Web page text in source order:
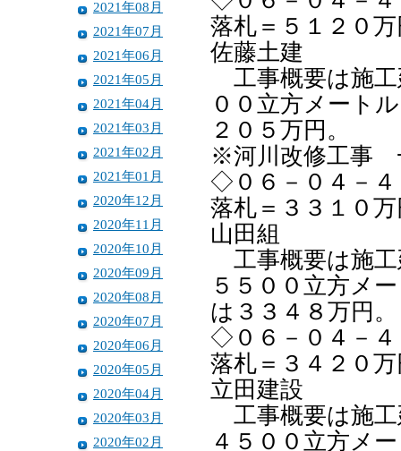
2021年08月
2021年07月
2021年06月
2021年05月
2021年04月
2021年03月
2021年02月
2021年01月
2020年12月
2020年11月
2020年10月
2020年09月
2020年08月
2020年07月
2020年06月
2020年05月
2020年04月
2020年03月
2020年02月
落札＝５１２０
佐藤土建
工事概要は施工
００立方メート
２０５万円。
※河川改修工事
◇０６－０４－４
落札＝３３１０
山田組
工事概要は施工
５５００立方メ
は３３４８万円
◇０６－０４－４
落札＝３４２０
立田建設
工事概要は施工
４５００立方メ